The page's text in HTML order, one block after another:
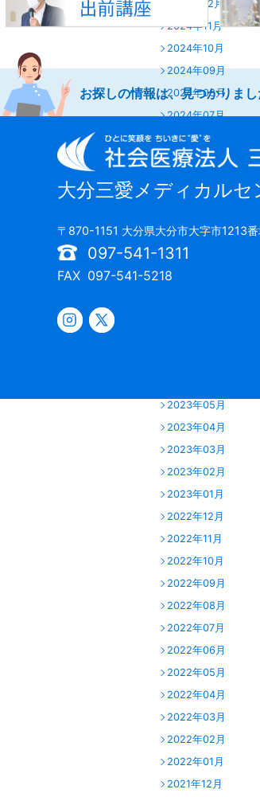
2024年12月
2024年11月
2024年10月
2024年09月
2024年08月
2024年07月
2024年06月
2024年05月
2024年04月
2024年02月
2024年01月
2023年12月
2023年05月
2023年04月
2023年03月
2023年02月
2023年01月
2022年12月
2022年11月
2022年10月
2022年09月
2022年08月
2022年07月
2022年06月
2022年05月
2022年04月
2022年03月
2022年02月
2022年01月
2021年12月
お探しの情報は、見つかりまし
大分三愛メディカルセ
〒870-1151 大分県大分市大字市1213
097-541-1311
FAX 097-541-5218